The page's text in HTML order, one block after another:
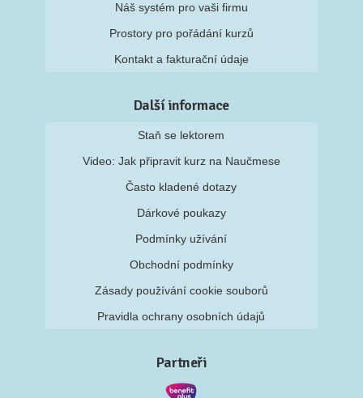
Náš systém pro vaši firmu
Prostory pro pořádání kurzů
Kontakt a fakturační údaje
Další informace
Staň se lektorem
Video: Jak připravit kurz na Naučmese
Často kladené dotazy
Dárkové poukazy
Podmínky užívání
Obchodní podmínky
Zásady používání cookie souborů
Pravidla ochrany osobních údajů
Partneři